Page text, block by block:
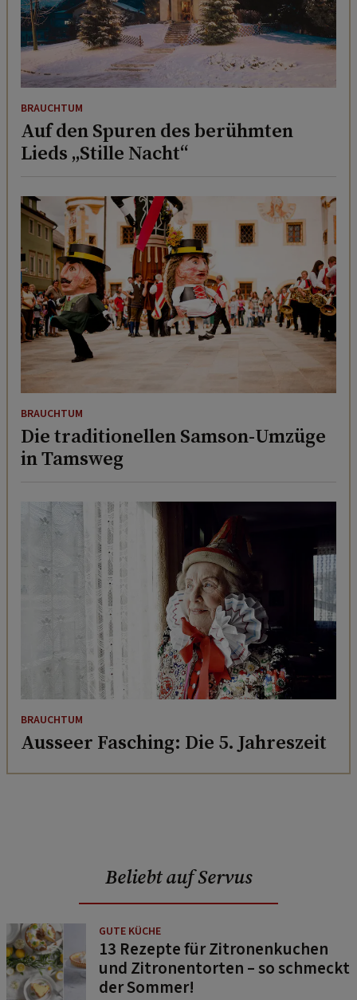
BRAUCHTUM
Auf den Spuren des berühmten
Lieds „Stille Nacht“
BRAUCHTUM
Die traditionellen Samson-Umzüge
in Tamsweg
BRAUCHTUM
Ausseer Fasching: Die 5. Jahreszeit
Beliebt auf Servus
GUTE KÜCHE
13 Rezepte für Zitronenkuchen
und Zitronentorten – so schmeckt
der Sommer!